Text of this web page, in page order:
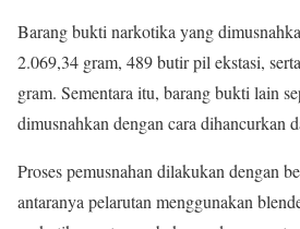
Barang bukti narkotika yang
2.069,34 gram, 489 butir pil ekstasi,
gram. Sementara itu, barang bukti lain
dimusnahkan dengan cara dihancurkan
Proses pemusnahan dilakukan dengan
antaranya pelarutan menggunakan